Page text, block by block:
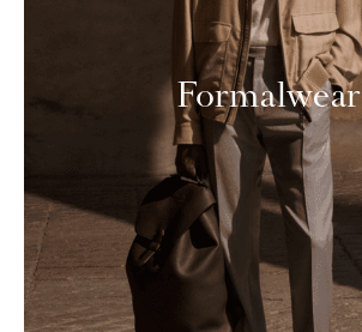
Formalwear